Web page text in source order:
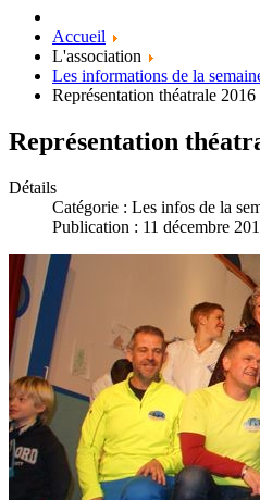
Accueil
L'association
Les informations de la
Représentation théatrale
Représentation
Détails
Catégorie : Les infos de la
Publication : 11 décembre